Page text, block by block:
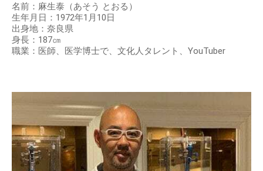
名前：麻生泰（あそう とおる）
生年月日：1972年1月10日
出身地：奈良県
身長：187㎝
職業：医師、医学博士で、文化人タレント、YouTuber